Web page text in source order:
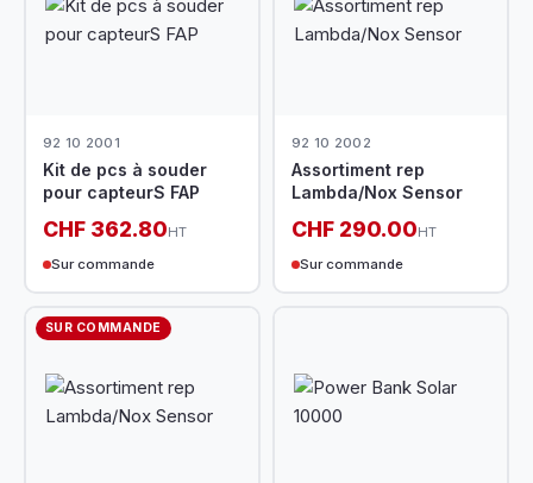
92 10 2001
Kit de pcs à souder
pour capteurS FAP
CHF 362.80HT
Sur commande
92 10 2002
Assortiment rep
Lambda/Nox Sensor
CHF 290.00HT
Sur commande
SUR COMMANDE